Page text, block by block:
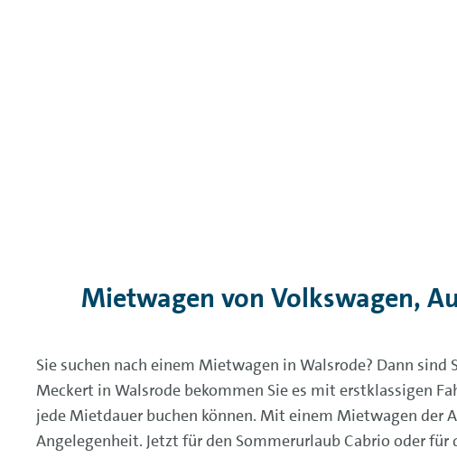
Mietwagen von Volkswagen,
Sie suchen nach einem Mietwagen in Walsrode? Dann
Meckert in Walsrode bekommen Sie es mit erstklassigen
jede Mietdauer buchen können. Mit einem Mietwagen der
Angelegenheit. Jetzt für den Sommerurlaub Cabrio oder für